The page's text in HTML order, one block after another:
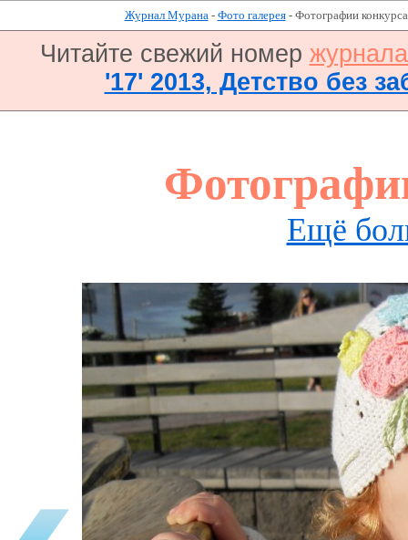
Журнал Мурана- Фото галерея- Фотографии
Читайте свежий номер
'17' 2013, Детство без
Ещё